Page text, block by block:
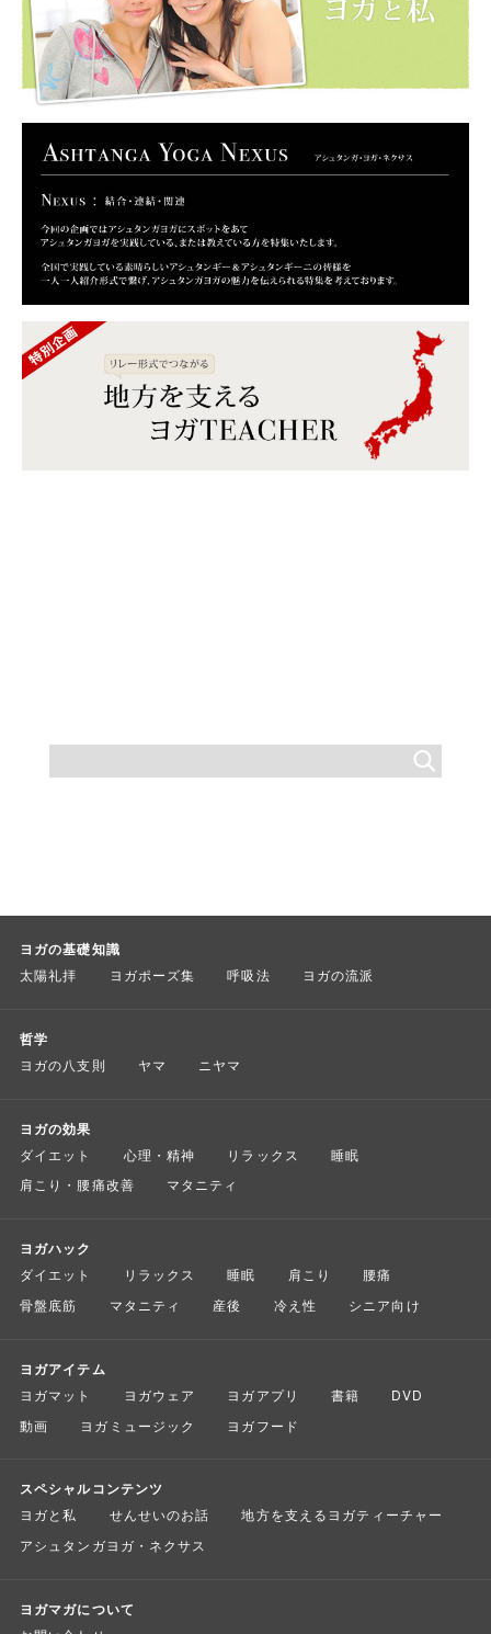
ヨガの基礎知識
太陽礼拝 ヨガポーズ集 呼吸法 ヨガの流派
哲学
ヨガの八支則 ヤマ ニヤマ
ヨガの効果
ダイエット 心理・精神 リラックス
睡眠
肩こり・腰痛改善
マタニティ
ヨガハック
ダイエット リラックス 睡眠 肩こり
腰痛
骨盤底筋
マタニティ 産後 冷え性 シニア向け
ヨガアイテム
ヨガマット ヨガウェア ヨガアプリ 書籍
DVD
動画
ヨガミュージック ヨガフード
スペシャルコンテンツ
ヨガと私 せんせいのお話
地方を支えるヨガティーチャー
アシュタンガヨガ・ネクサス
ヨガマガについて